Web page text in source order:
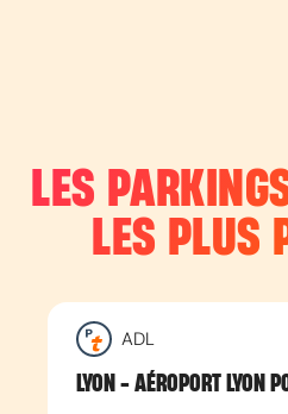
LES
LES PLUS
ADL
LYON - AÉROPORT LYON